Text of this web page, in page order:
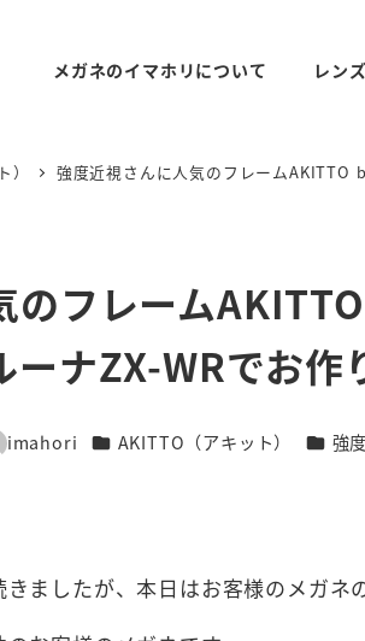
メガネのイマホリについて レンズ
強度近視さんに人気のフレーム
のフレーム
ナZX-WRでお作
imahori カテゴリー
AKITTO（アキット） カテゴ
強
ましたが、本日はお客様のメガネ